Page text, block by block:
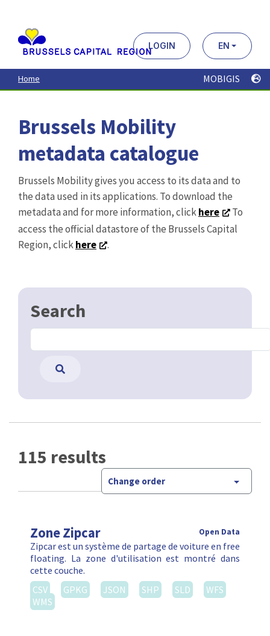
contenu
principal
LOGIN EN
Home MOBIGIS
Brussels Mobility
metadata catalogue
Brussels Mobility gives you access to its data and to
the data used in its applications. To download the
metadata and for more information, clickhere
To
access the official datastore of the Brussels Capital
Region, clickhere .
Search
115 results
Change order
Zone Zipcar Open Data
Zipcar est un système de partage de voiture en free
floating. La zone d'utilisation est montré dans
cette couche.
CSV
GPKG JSON SHP SLD
WFS
WMS